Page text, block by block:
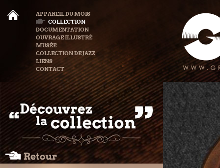
APPAREIL DU MOIS
COLLECTION
DOCUMENTATION
OUVRAGE ILLUSTRÉ
MUSÉE
COLLECTION DE JAZZ
LIENS
CONTACT